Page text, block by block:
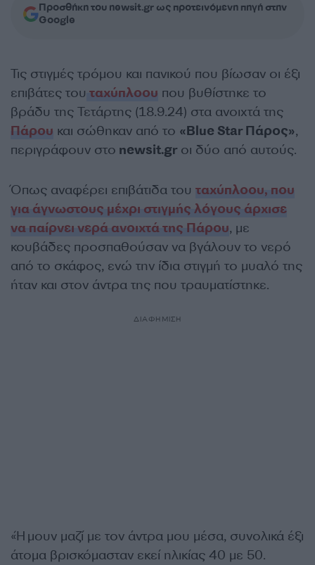
Προσθήκη του newsit.gr ως προτεινόμενη πηγή στην
Google
Τις στιγμές τρόμου και πανικού που βίωσαν οι έξι
επιβάτες του ταχύπλοου που βυθίστηκε το
βράδυ της Τετάρτης (18.9.24) στα ανοιχτά της
Πάρου και σώθηκαν από το «Blue Star Πάρος»,
περιγράφουν στο newsit.gr οι δύο από αυτούς.
Όπως αναφέρει επιβάτιδα του ταχύπλοου, που
για άγνωστους μέχρι στιγμής λόγους άρχισε
να παίρνει νερά ανοιχτά της Πάρου, με
κουβάδες προσπαθούσαν να βγάλουν το νερό
από το σκάφος, ενώ την ίδια στιγμή το μυαλό της
ήταν και στον άντρα της που τραυματίστηκε.
ΔΙΑΦΗΜΙΣΗ
«Ήμουν μαζί με τον άντρα μου μέσα, συνολικά έξι
άτομα βρισκόμασταν εκεί ηλικίας 40 με 50.